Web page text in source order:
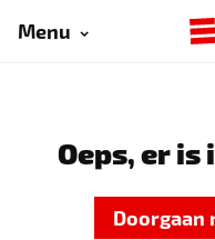
Menu
Oeps, er is
Doorgaan